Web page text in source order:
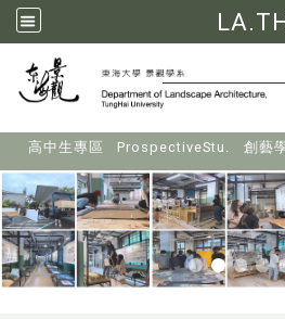
高中生專區 ProspectiveStu. 創藝